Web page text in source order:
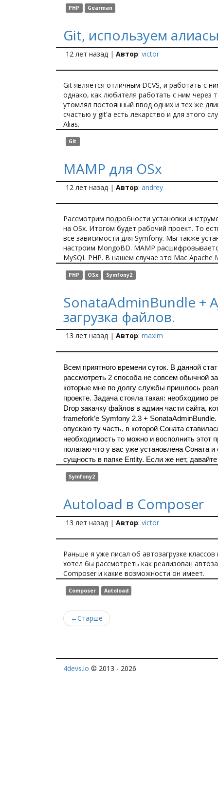
PHP Gearman
Git, используем
12 лет назад | Автор: victor
Git является отличным DCVS, и работать с
однако, как любителя работать с ним через
утомлял постоянный ввод одних и тех же
счастью у git'а есть лекарство и для этого
Alias.
Git
MAMP для OSx
12 лет назад | Автор: andrey
Рассмотрим подробности установки
на OSx. Итогом будет рабочий проект. То
все зависимости для Symfony. Мы также
настроим MongoBD. MAMP
MySQL PHP. В нашем случае это Mac Apache
PHP OSx Symfony2
SonataAdminBundle +
загрузка файлов.
13 лет назад | Автор: maxim
Всем приятного времени суток. В данной
рассмотреть 2 способа не совсем обычной
которые мне по долгу службы пришлось
проекте. Задача стояла такая: необходимо
Drop закачку файлов в админ части сайта,
framefork’e Symfony 2.3 +
опускаю ту часть, в которой Соната
необходимость то можно и восполнить этот
полагаю что у вас уже установлена Соната
сущность в папке Entity. Если же нет,
Symfony2
Autoload в Composer
13 лет назад | Автор: victor
Раньше я уже писал об автозагрузке классов
хотел бы рассмотреть как реализован
Composer и какие возможности он имеет.
Composer Autoload
←Старше
4devs.io © 2013 - 2026